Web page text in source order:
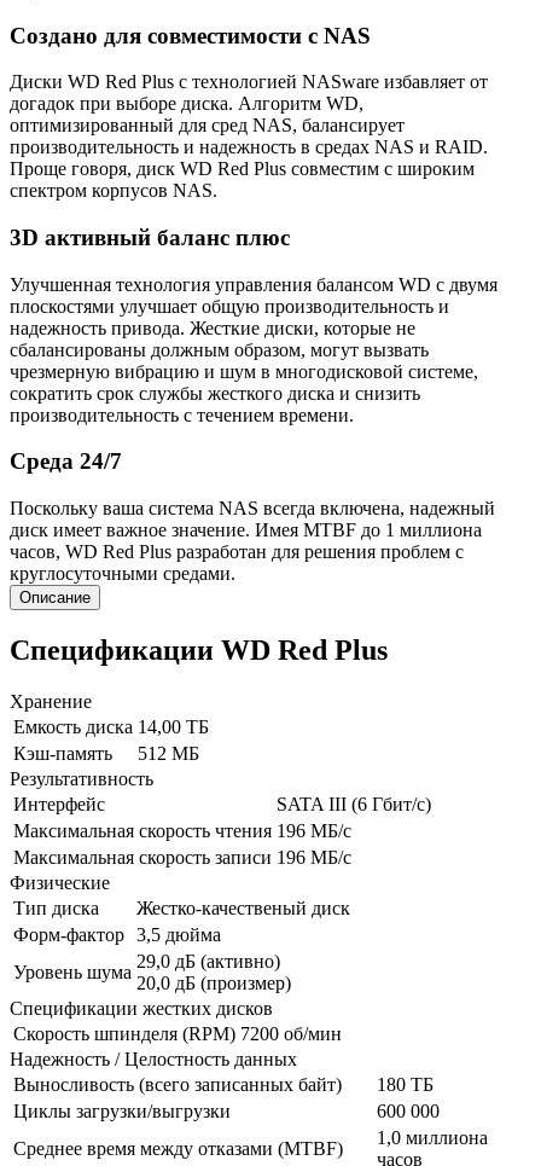
Создано для совместимости с NAS
Диски WD Red Plus с технологией NASware избавляет от
догадок при выборе диска. Алгоритм WD,
оптимизированный для сред NAS, балансирует
производительность и надежность в средах NAS и RAID.
Проще говоря, диск WD Red Plus совместим с широким
спектром корпусов NAS.
3D активный баланс плюс
Улучшенная технология управления балансом WD с двумя
плоскостями улучшает общую производительность и
надежность привода. Жесткие диски, которые не
сбалансированы должным образом, могут вызвать
чрезмерную вибрацию и шум в многодисковой системе,
сократить срок службы жесткого диска и снизить
производительность с течением времени.
Среда 24/7
Поскольку ваша система NAS всегда включена, надежный
диск имеет важное значение. Имея MTBF до 1 миллиона
часов, WD Red Plus разработан для решения проблем с
круглосуточными средами.
Описание
Спецификации WD Red Plus
Хранение
Емкость диска 14,00 ТБ
Кэш-память
512 МБ
Результативность
Интерфейс
SATA III (6 Гбит/с)
Максимальная скорость чтения 196 МБ/с
Максимальная скорость записи 196 МБ/с
Физические
Тип диска
Жестко-качественый диск
Форм-фактор 3,5 дюйма
Уровень шума
29,0 дБ (активно)
20,0 дБ (произмер)
Спецификации жестких дисков
Скорость шпинделя (RPM) 7200 об/мин
Надежность / Целостность данных
Выносливость (всего записанных байт)
180 ТБ
Циклы загрузки/выгрузки
600 000
Среднее время между отказами (MTBF)
1,0 миллиона
часов